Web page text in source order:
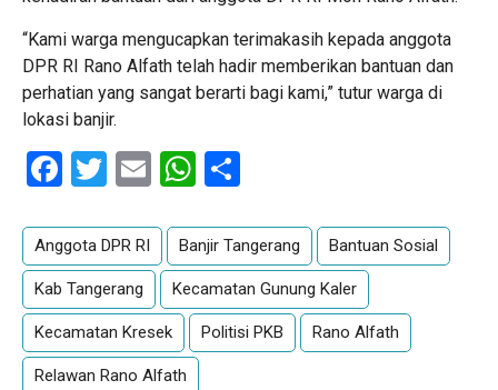
“Kami warga mengucapkan terimakasih kepada anggota
DPR RI Rano Alfath telah hadir memberikan bantuan dan
perhatian yang sangat berarti bagi kami,” tutur warga di
lokasi banjir.
Facebook
Twitter
EmailWhatsApp
Anggota DPR RI Banjir Tangerang Bantuan Sosial
Kab Tangerang Kecamatan Gunung Kaler
Kecamatan Kresek Politisi PKB Rano Alfath
Relawan Rano Alfath